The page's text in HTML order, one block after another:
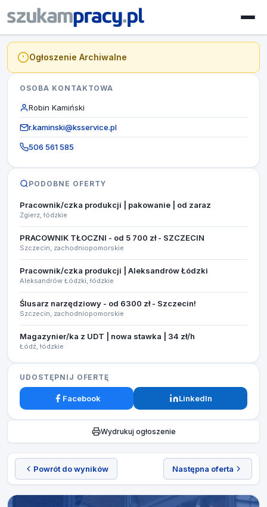
Powrót do wyników Następna oferta
Ogłoszenie Archiwalne
OSOBA KONTAKTOWA
Robin Kamiński
r.kaminski@ksservice.pl
506 561 585
PODOBNE OFERTY
Pracownik/czka produkcji | pakowanie | od zaraz
Zgierz, łódzkie
PRACOWNIK TŁOCZNI - od 5 700 zł - SZCZECIN
Szczecin, zachodniopomorskie
Pracownik/czka produkcji | Aleksandrów Łódzki
Aleksandrów Łódzki, łódzkie
Ślusarz narzędziowy - od 6300 zł - Szczecin!
Szczecin, zachodniopomorskie
Magazynier/ka z UDT | nowa stawka | 34 zł/h
Łódź, łódzkie
UDOSTĘPNIJ OFERTĘ
Facebook LinkedIn
Wydrukuj ogłoszenie